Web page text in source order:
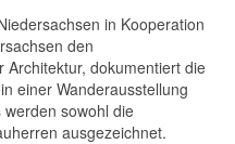
in Kooperation
den
Architektur, dokumentiert die
einer Wanderausstellung
sowohl die
ausgezeichnet.